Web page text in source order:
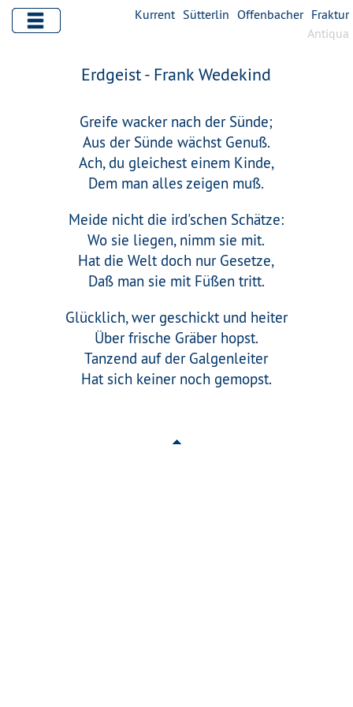
Kurrent Sütterlin Offenbacher Fraktur
Antiqua
Erdgeist - Frank Wedekind
Greife wacker nach der Sünde;
Aus der Sünde wächst Genuß.
Ach, du gleichest einem Kinde,
Dem man alles zeigen muß.
Meide nicht die ird'schen Schätze:
Wo sie liegen, nimm sie mit.
Hat die Welt doch nur Gesetze,
Daß man sie mit Füßen tritt.
Glücklich, wer geschickt und heiter
Über frische Gräber hopst.
Tanzend auf der Galgenleiter
Hat sich keiner noch gemopst.